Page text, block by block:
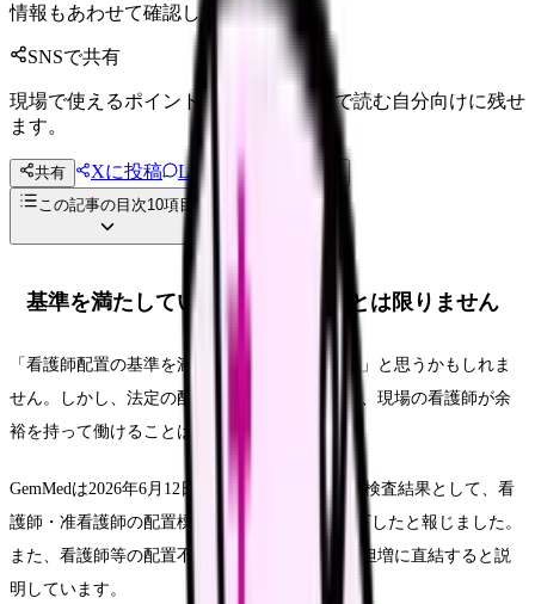
情報もあわせて確認してください。
SNSで共有
現場で使えるポイントを、同僚やあとで読む自分向けに残せ
ます。
共有 Xに投稿 LINE
投稿文コピー
この記事の目次10項目
基準を満たしていても、現場が楽とは限りません
「看護師配置の基準を満たしているなら大丈夫」と思うかもしれま
せん。しかし、法定の配置標準を満たすことと、現場の看護師が余
裕を持って働けることは同じではありません。
GemMedは2026年6月12日、2023年度の病院立入検査結果として、看
護師・准看護師の配置標準適合率が99.4%に低下したと報じました。
また、看護師等の配置不足は個々の看護師の負担増に直結すると説
明しています。